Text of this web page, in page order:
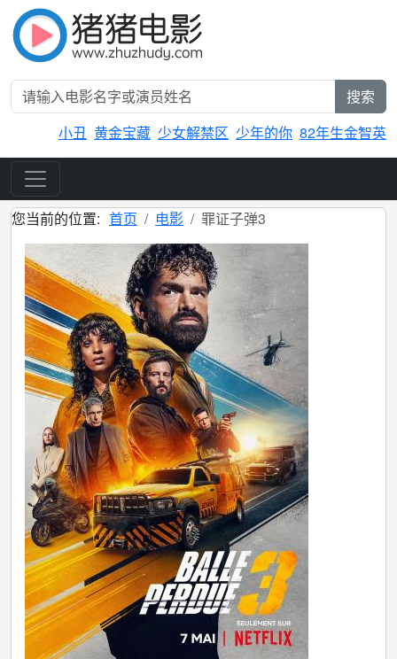
搜索
小丑 黄金宝藏 少女解禁区 少年的你 82年生金智英
您当前的位置: 首页 电影 罪证子弹3